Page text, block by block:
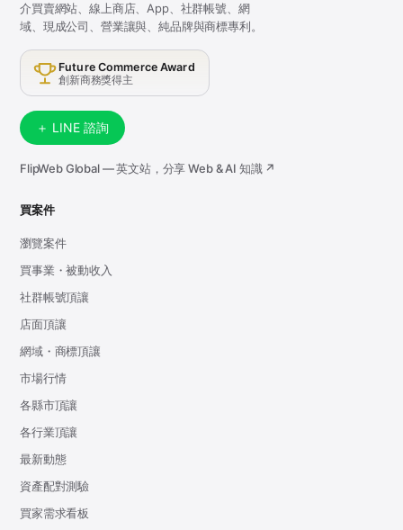
介買賣網站、線上商店、App、社群帳號、網
域、現成公司、營業讓與、純品牌與商標專利。
Future Commerce Award
創新商務獎得主
＋ LINE 諮詢
FlipWeb Global — 英文站，分享 Web & AI 知識 ↗
買案件
瀏覽案件
買事業・被動收入
社群帳號頂讓
店面頂讓
網域・商標頂讓
市場行情
各縣市頂讓
各行業頂讓
最新動態
資產配對測驗
買家需求看板